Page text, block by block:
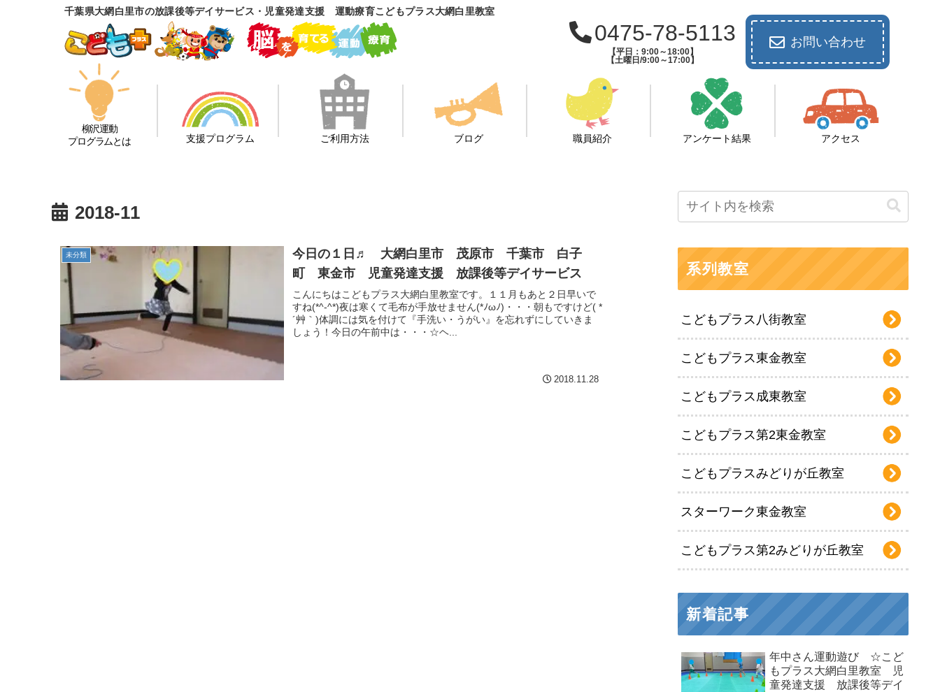
千葉県大網白里市の放課後等デイサービス・児童発達支援 運動療育こどもプラス大網白里教室
0475-78-5113
【平日：9:00～18:00】
【土曜日/9:00～17:00】
お問い合わせ
柳沢運動
プログラムとは
支援プログラム ご利用方法 ブログ 職員紹介 アンケート結果 アクセス
2018-11
未分類
今日の１日♬ 大網白里市 茂原市 千葉市 白子
町 東金市 児童発達支援 放課後等デイサービス
こんにちはこどもプラス大網白里教室です。１１月もあと２日早いで
すね(*^-^*)夜は寒くて毛布が手放せません(*ﾉωﾉ)・・・朝もですけど( *
´艸｀)体調には気を付けて『手洗い・うがい』を忘れずにしていきま
しょう！今日の午前中は・・・☆ヘ...
2018.11.28
系列教室
こどもプラス八街教室
こどもプラス東金教室
こどもプラス成東教室
こどもプラス第2東金教室
こどもプラスみどりが丘教室
スターワーク東金教室
こどもプラス第2みどりが丘教室
新着記事
年中さん運動遊び ☆こど
もプラス大網白里教室 児
童発達支援 放課後等デイ